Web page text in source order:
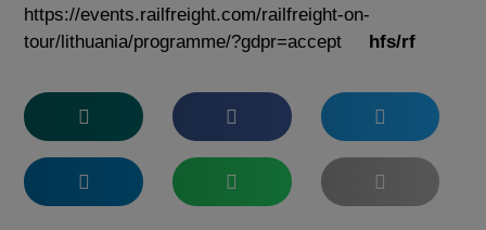
https://events.railfreight.com/railfreight-on-
tour/lithuania/programme/?gdpr=accept
hfs/rf